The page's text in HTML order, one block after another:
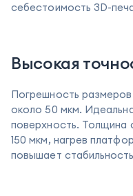
себестоимость 3D-
Высокая
Погрешность
около 50 мкм.
поверхность. Толщина
150 мкм, нагрев
повышает